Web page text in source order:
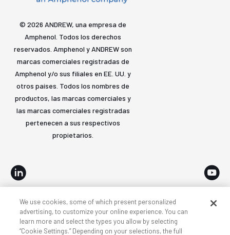
© 2026 ANDREW, una empresa de
Amphenol. Todos los derechos
reservados. Amphenol y ANDREW son
marcas comerciales registradas de
Amphenol y/o sus filiales en EE. UU. y
otros países. Todos los nombres de
productos, las marcas comerciales y
las marcas comerciales registradas
pertenecen a sus respectivos
propietarios.
Accesibilidad Privacidad y cookies Términos
Mapa del sitio
We use cookies, some of which present personalized
advertising, to customize your online experience. You can
learn more and select the types you allow by selecting
“Cookie Settings.” Depending on your selections, the full